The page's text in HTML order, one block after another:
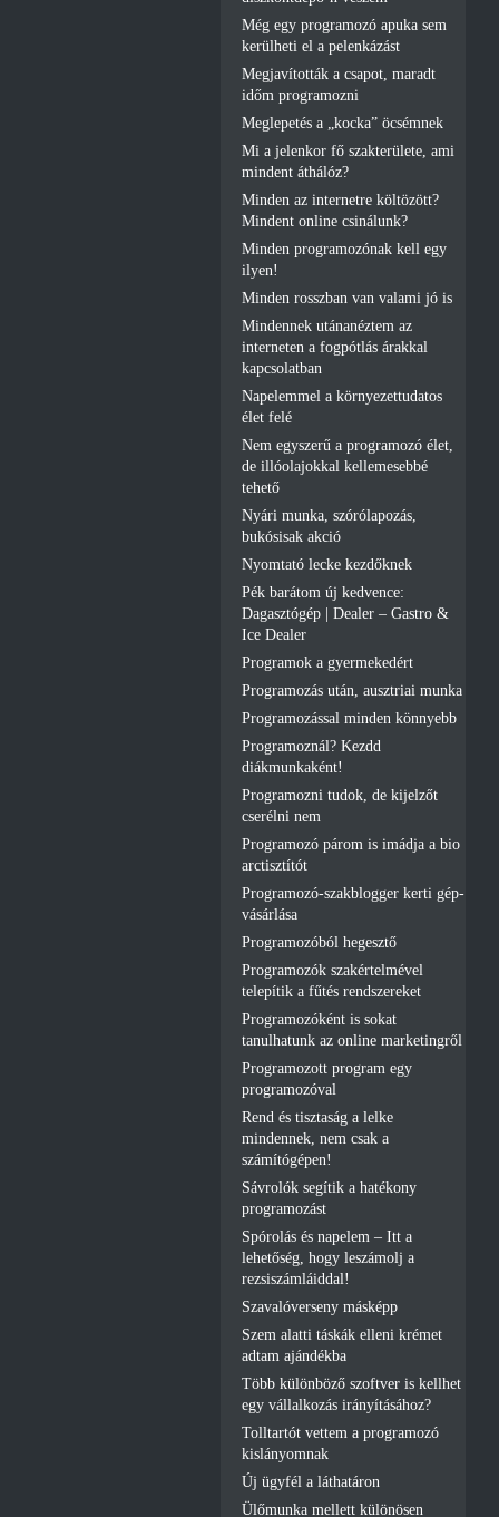
Még egy programozó apuka sem
kerülheti el a pelenkázást
Megjavították a csapot, maradt
időm programozni
Meglepetés a „kocka” öcsémnek
Mi a jelenkor fő szakterülete, ami
mindent áthálóz?
Minden az internetre költözött?
Mindent online csinálunk?
Minden programozónak kell egy
ilyen!
Minden rosszban van valami jó is
Mindennek utánanéztem az
interneten a fogpótlás árakkal
kapcsolatban
Napelemmel a környezettudatos
élet felé
Nem egyszerű a programozó élet,
de illóolajokkal kellemesebbé
tehető
Nyári munka, szórólapozás,
bukósisak akció
Nyomtató lecke kezdőknek
Pék barátom új kedvence:
Dagasztógép | Dealer – Gastro &
Ice Dealer
Programok a gyermekedért
Programozás után, ausztriai munka
Programozással minden könnyebb
Programoznál? Kezdd
diákmunkaként!
Programozni tudok, de kijelzőt
cserélni nem
Programozó párom is imádja a bio
arctisztítót
Programozó-szakblogger kerti gép-
vásárlása
Programozóból hegesztő
Programozók szakértelmével
telepítik a fűtés rendszereket
Programozóként is sokat
tanulhatunk az online marketingről
Programozott program egy
programozóval
Rend és tisztaság a lelke
mindennek, nem csak a
számítógépen!
Sávrolók segítik a hatékony
programozást
Spórolás és napelem – Itt a
lehetőség, hogy leszámolj a
rezsiszámláiddal!
Szavalóverseny másképp
Szem alatti táskák elleni krémet
adtam ajándékba
Több különböző szoftver is kellhet
egy vállalkozás irányításához?
Tolltartót vettem a programozó
kislányomnak
Új ügyfél a láthatáron
Ülőmunka mellett különösen